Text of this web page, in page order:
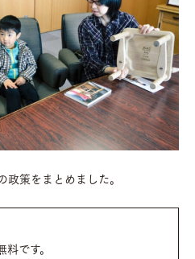
策をまとめました。
です。